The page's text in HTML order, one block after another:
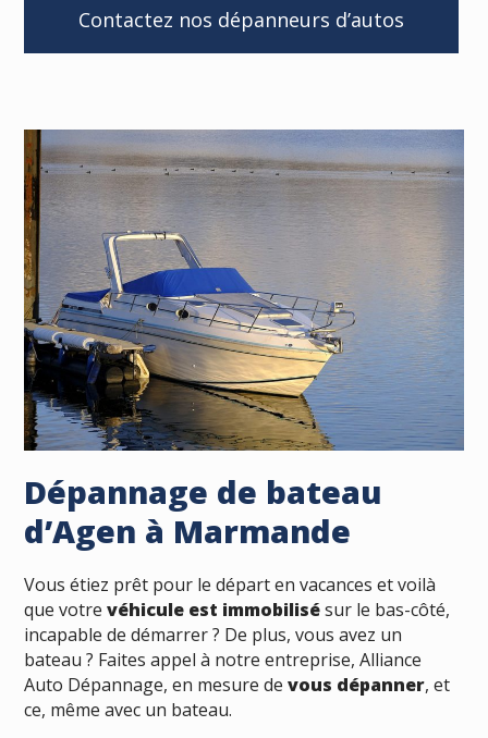
Contactez nos dépanneurs d’autos
Dépannage de bateau
d’Agen à Marmande
Vous étiez prêt pour le départ en vacances et voilà
que votre véhicule est immobilisésur le bas-côté,
incapable de démarrer ? De plus, vous avez un
bateau ? Faites appel à notre entreprise, Alliance
Auto Dépannage, en mesure de vous dépanner, et
ce, même avec un bateau.